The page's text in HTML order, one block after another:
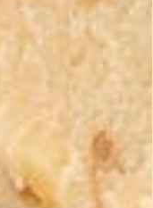
garantiert mit 100 %